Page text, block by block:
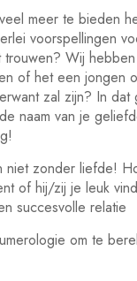
meer te bieden
voorspellingen
Wij
of het een jongen
zal zijn? In
naam van je
niet zonder liefde!
of hij/zij je leuk
succesvolle relatie
om te